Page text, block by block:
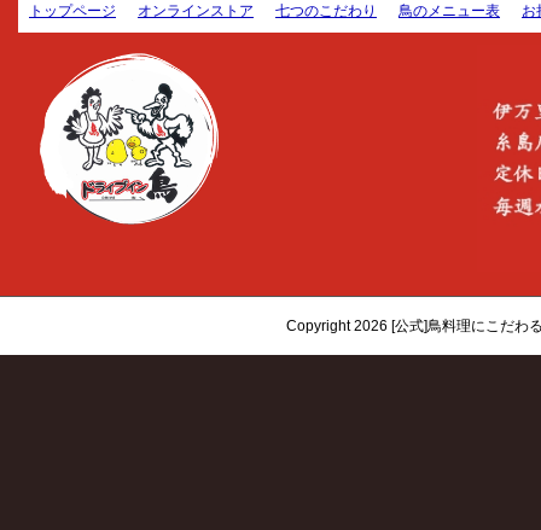
トップページ オンラインストア 七つのこだわり 鳥のメニュー表 お
Copyright 2026 [公式]鳥料理にこだわ